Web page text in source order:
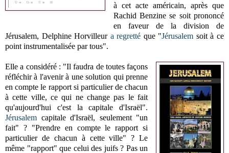
à cet acte américain, après que
Rachid Benzine se soit prononcé
en faveur de la division de
Jérusalem, Delphine Horvilleur a regretté que "Jérusalem soit à ce
point instrumentalisée par tous".
Elle a considéré : "Il faudra de toutes façons
réfléchir à l'avenir à une solution qui prenne
en compte le rapport si particulier de chacun
à cette ville, ce qui ne change pas le fait
qu'aujourd'hui c'est la capitale d'Israël".
Jérusalem capitale d'Israël, seulement "un
fait" ? "Prendre en compte le rapport si
particulier de chacun à cette ville" ? Le
même "rapport" que celui des juifs ? Pas un